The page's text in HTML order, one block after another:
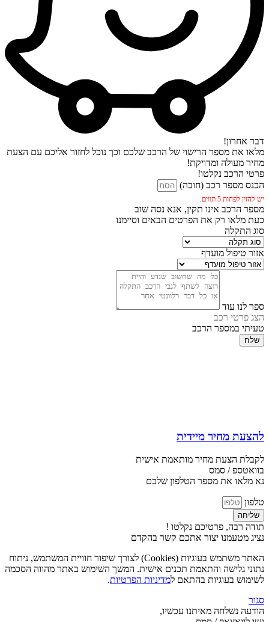
דבר אחרון!
מלאו את מספר הרישוי של הרכב שלכם וכך נוכל לחזור אליכם עם הצעת
מחיר מעולה ומדויקת!
פרטי הרכב נקלטו!
הכנס מספר רכב (חובה)
יש להזין לפחות 5 תווים.
מספר הרכב אינו תקין, אנא נסה שוב
כעת מלאו רק את הפרטים הבאים וסיימנו
סוג התקלה
אזור טיפול מועדף
ספר לנו עוד
הצג פרטי רכב
טעיתי במספר הרכב
שלח
להצעת מחיר מיידית
לקבלת הצעת מחיר מותאמת אישית
בוואטספ / סמס
נא מלאו את מספר הטלפון שלכם
טלפון
שליחה
תודה רבה, פרטיכם נקלטו !
נציג מטעמנו יצור אתכם קשר בהקדם
האתר משתמש בעוגיות (Cookies) לצורך שיפור חוויית המשתמש, ניתוח
נתוני גלישה והתאמת תכנים אישית. המשך השימוש באתר מהווה הסכמה
לשימוש בעוגיות בהתאם למדיניות הפרטיות.
סגור
הודעה נשלחה מאיתנו עכשיו,